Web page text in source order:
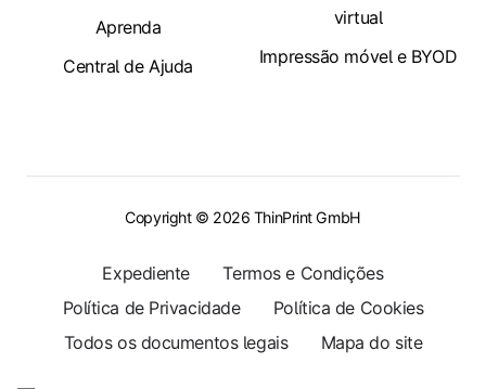
Aprenda
Central de Ajuda
virtual
Impressão móvel e BYOD
Copyright © 2026 ThinPrint GmbH
Expediente
Termos e Condições
Política de Privacidade
Política de Cookies
Todos os documentos legais
Mapa do site